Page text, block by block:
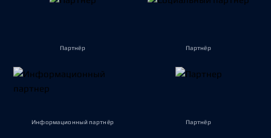
Партнёр Партнёр
Информационный партнёр Партнёр